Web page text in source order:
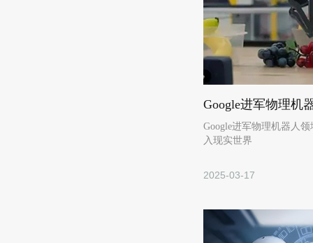
Google进军物理机器人
入现实世界
2025-03-17